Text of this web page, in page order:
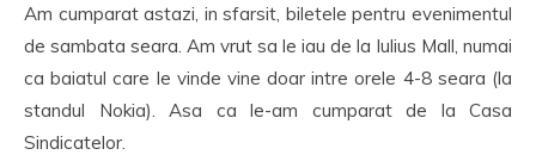
Am cumparat astazi, in sfarsit, biletele pentru evenimentul
de sambata seara. Am vrut sa le iau de la Iulius Mall, numai
ca baiatul care le vinde vine doar intre orele 4-8 seara (la
standul Nokia). Asa ca le-am cumparat de la Casa
Sindicatelor.